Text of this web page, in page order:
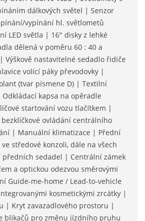
dálkových světel | Senzor
vypínání hl. světlometů
LED světla | 16" disky z lehké
dělená v poměru 60 : 40 a
Výškově nastavitelné sedadlo řidiče
volící páky převodovky |
(tvar písmene D) | Textilní
kapsa na opěradle
startování vozu tlačítkem |
ovládání centrálního
| Manuální klimatizace | Přední
středové konzoli, dále na všech
sedadel | Centrální zámek
a optickou odezvou směrovými
Guide-me-home / Lead-to-vehicle
kosmetickými zrcátky |
| Kryt zavazadlového prostoru |
blikačů pro změnu jízdního pruhu